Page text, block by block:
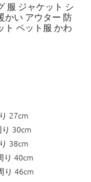
服 ジャケット シ
かい アウター 防
ト ペット服 かわ
27cm
30cm
38cm
40cm
46cm